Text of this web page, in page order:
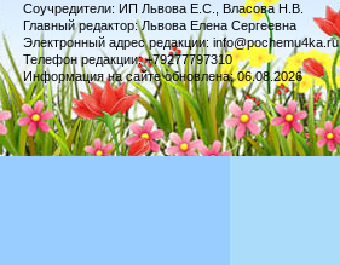
Соучредители: ИП Львова Е.С., Власова Н.В.
Главный редактор: Львова Елена Сергеевна
Электронный адрес редакции: info@pochemu4ka.ru
Телефон редакции: +79277797310
Информация на сайте обновлена: 06.08.2026